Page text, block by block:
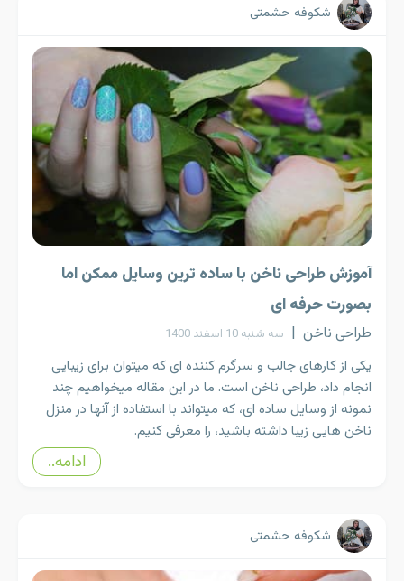
شکوفه حشمتی
آموزش طراحی ناخن با ساده ترین وسایل ممکن اما
بصورت حرفه ای
طراحی ناخن | سه شنبه 10 اسفند 1400
یکی از کارهای جالب و سرگرم کننده ای که میتوان برای زیبایی
انجام داد، طراحی ناخن است. ما در این مقاله میخواهیم چند
نمونه از وسایل ساده ای، که میتواند با استفاده از آنها در منزل
ناخن هایی زیبا داشته باشید، را معرفی کنیم.
ادامه..
شکوفه حشمتی